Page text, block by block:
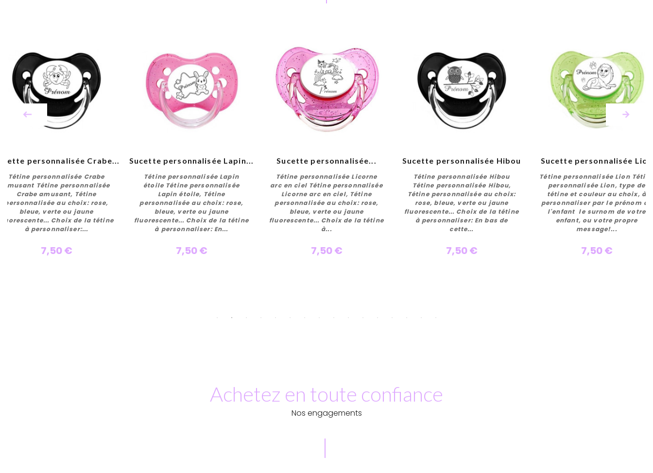
Personnaliser
personnalisée Crabe...
Tétine personnalisée Crabe
amusant Tétine personnalisée
Crabe amusant, Tétine
personnalisée au choix: rose,
bleue, verte ou jaune
Choix de la tétine
à personnaliser:...
7,50 €
Personnaliser
Sucette personnalisée Lapin...
Tétine personnalisée Lapin
étoile Tétine personnalisée
Lapin étoile, Tétine
personnalisée au choix: rose,
bleue, verte ou jaune
fluorescente... Choix de la tétine
à personnaliser: En...
7,50 €
Personnaliser
Sucette personnalisée...
Tétine personnalisée Licorne
arc en ciel Tétine personnalisée
Licorne arc en ciel, Tétine
personnalisée au choix: rose,
bleue, verte ou jaune
fluorescente... Choix de la tétine
à...
7,50 €
Personnaliser
Sucette personnalisée Hibou
Tétine personnalisée Hibou
Tétine personnalisée Hibou,
Tétine personnalisée au choix:
rose, bleue, verte ou jaune
fluorescente... Choix de la tétine
à personnaliser: En bas de
cette...
7,50 €
Personnaliser
Sucette personnalisée Lion
Tétine personnalisée Lion
personnalisée Lion, type de
tétine et couleur au choix, à
personnaliser par le prénom de
l'enfant le surnom de votre
enfant, ou votre propre
message!...
7,50 €
Achetez en toute confiance
Nos engagements